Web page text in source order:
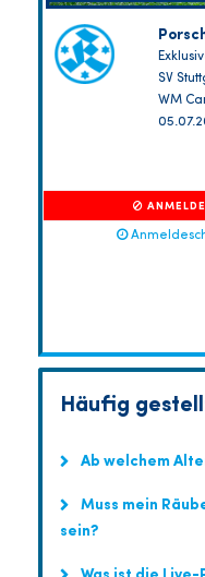
SV
WM
Häufig
Ab welchem
Muss mein
sein?